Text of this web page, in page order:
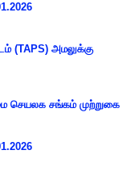
(TAPS) அமலுக்கு
செயலக சங்கம் முற்றுகை